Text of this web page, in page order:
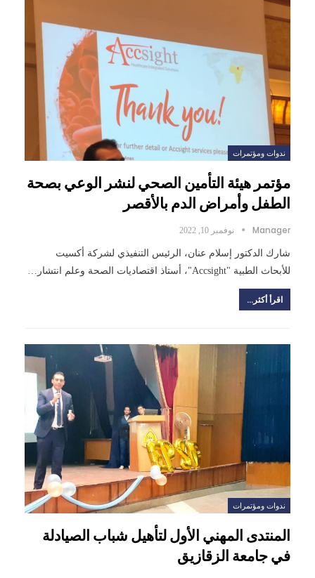
ندوات ومؤتمرات
مؤتمر هيئة التأمين الصحي لنشر الوعي بصحة
الطفل وأمراض الدم بالأقصر
Manager نوفمبر 10, 2022
شارك الدكتور إسلام عنان، الرئيس التنفيذي لشركة أكسيت
للأبحاث الطبية "Accsight"، أستاذ اقتصاديات الصحة وعلم انتشار…
اقرأ أكثر...
ندوات ومؤتمرات
المنتدى المهني الأول لتأهيل شباب الصيادلة
في جامعة الزقازيق